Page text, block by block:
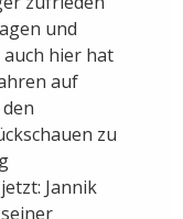
und
hier hat
auf
zu
Jannik